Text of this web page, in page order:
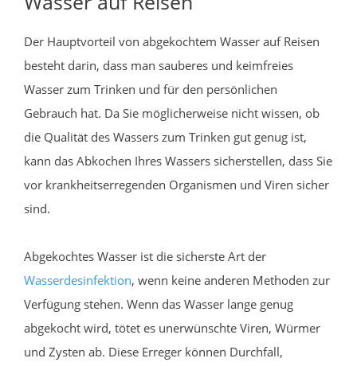
Der Hauptvorteil von abgekochtem Wasser auf Reisen
besteht darin, dass man sauberes und keimfreies
Wasser zum Trinken und für den persönlichen
Gebrauch hat. Da Sie möglicherweise nicht wissen, ob
die Qualität des Wassers zum Trinken gut genug ist,
kann das Abkochen Ihres Wassers sicherstellen, dass Sie
vor krankheitserregenden Organismen und Viren sicher
sind.
Abgekochtes Wasser ist die sicherste Art der
Wasserdesinfektion, wenn keine anderen Methoden zur
Verfügung stehen. Wenn das Wasser lange genug
abgekocht wird, tötet es unerwünschte Viren, Würmer
und Zysten ab. Diese Erreger können Durchfall,